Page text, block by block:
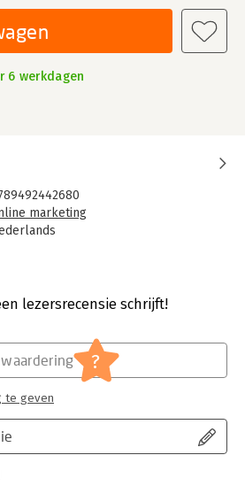
6 werkdagen
marketing
lezersrecensie schrijft!
?
te geven